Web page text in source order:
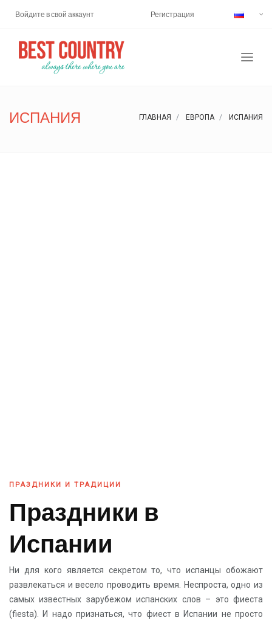
Войдите в свой аккаунт Регистрация
ИСПАНИЯ ГЛАВНАЯ ЕВРОПА ИСПАНИЯ
ПРАЗДНИКИ И ТРАДИЦИИ
Праздники в
Испании
Ни для кого является секретом то, что испанцы обожают
развлекаться и весело проводить время. Неспроста, одно из
самых известных зарубежом испанских слов – это фиеста
(fiesta). И надо признаться, что фиест в Испании не просто